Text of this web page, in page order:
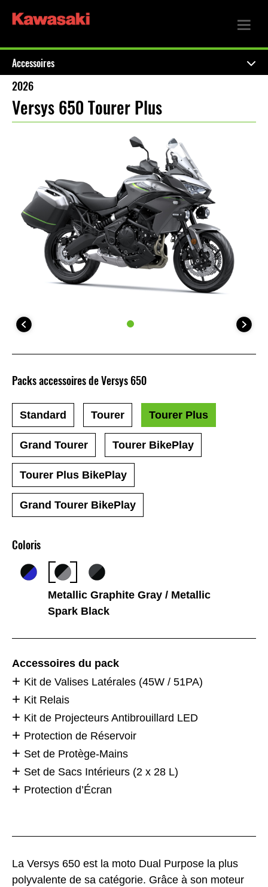
Accessoires
2026
Versys 650 Tourer Plus
La Versys 650 est la moto Dual Purpose la plus
polyvalente de sa catégorie. Grâce à son moteur
Coloris
Metallic Graphite Gray / Metallic
Spark Black
Packs accessoires de Versys 650
Standard Tourer Tourer Plus
Grand Tourer Tourer BikePlay
Tourer Plus BikePlay
Grand Tourer BikePlay
Accessoires du pack
Kit de Valises Latérales (45W / 51PA)
Kit Relais
Kit de Projecteurs Antibrouillard LED
Protection de Réservoir
Set de Protège-Mains
Set de Sacs Intérieurs (2 x 28 L)
Protection d’Écran